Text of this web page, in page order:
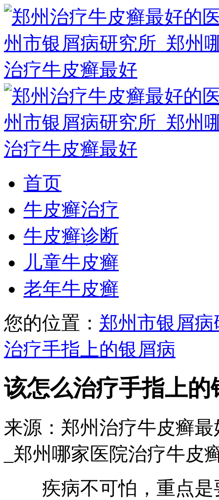
首页
牛皮癣治疗
牛皮癣诊断
儿童牛皮癣
老年牛皮癣
您的位置： 郑州市银屑病
治疗手指上的银屑病
该怎么治疗手指上的
来源：郑州治疗牛皮癣
_郑州哪家医院治疗牛皮
疾病不可怕，重点是